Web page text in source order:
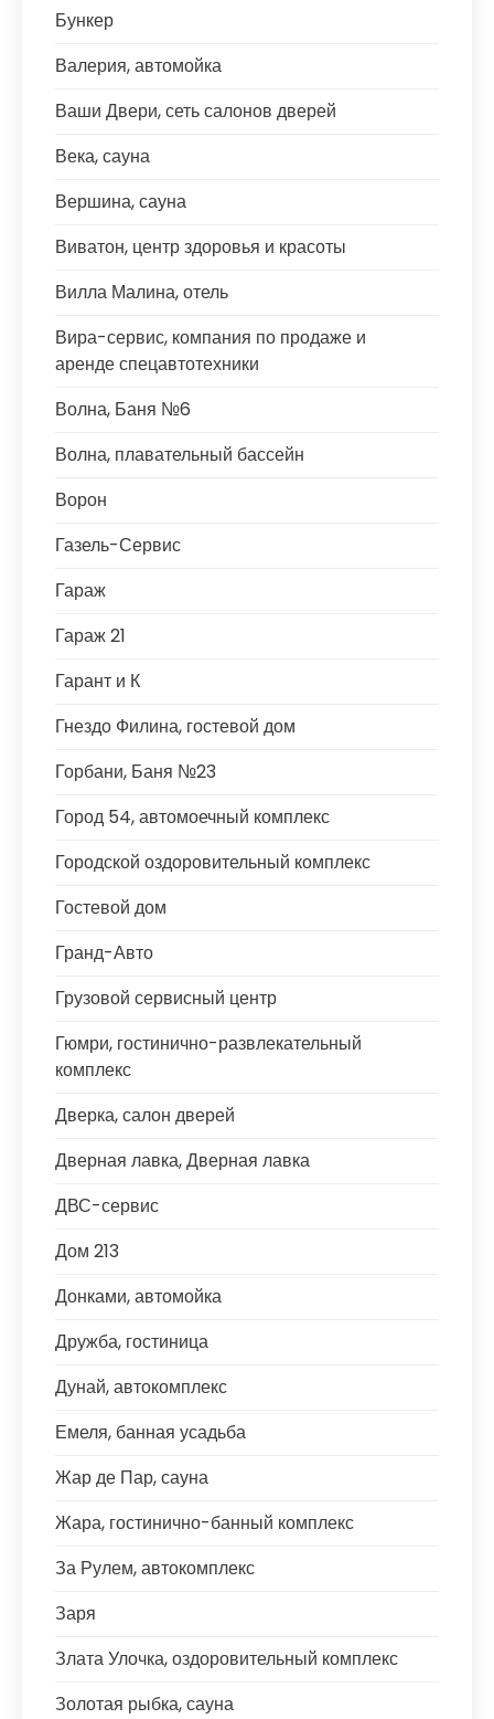
Бункер
Валерия, автомойка
Ваши Двери, сеть салонов дверей
Века, сауна
Вершина, сауна
Виватон, центр здоровья и красоты
Вилла Малина, отель
Вира-сервис, компания по продаже и
аренде спецавтотехники
Волна, Баня №6
Волна, плавательный бассейн
Ворон
Газель-Сервис
Гараж
Гараж 21
Гарант и К
Гнездо Филина, гостевой дом
Горбани, Баня №23
Город 54, автомоечный комплекс
Городской оздоровительный комплекс
Гостевой дом
Гранд-Авто
Грузовой сервисный центр
Гюмри, гостинично-развлекательный
комплекс
Дверка, салон дверей
Дверная лавка, Дверная лавка
ДВС-сервис
Дом 213
Донками, автомойка
Дружба, гостиница
Дунай, автокомплекс
Емеля, банная усадьба
Жар де Пар, сауна
Жара, гостинично-банный комплекс
За Рулем, автокомплекс
Заря
Злата Улочка, оздоровительный комплекс
Золотая рыбка, сауна